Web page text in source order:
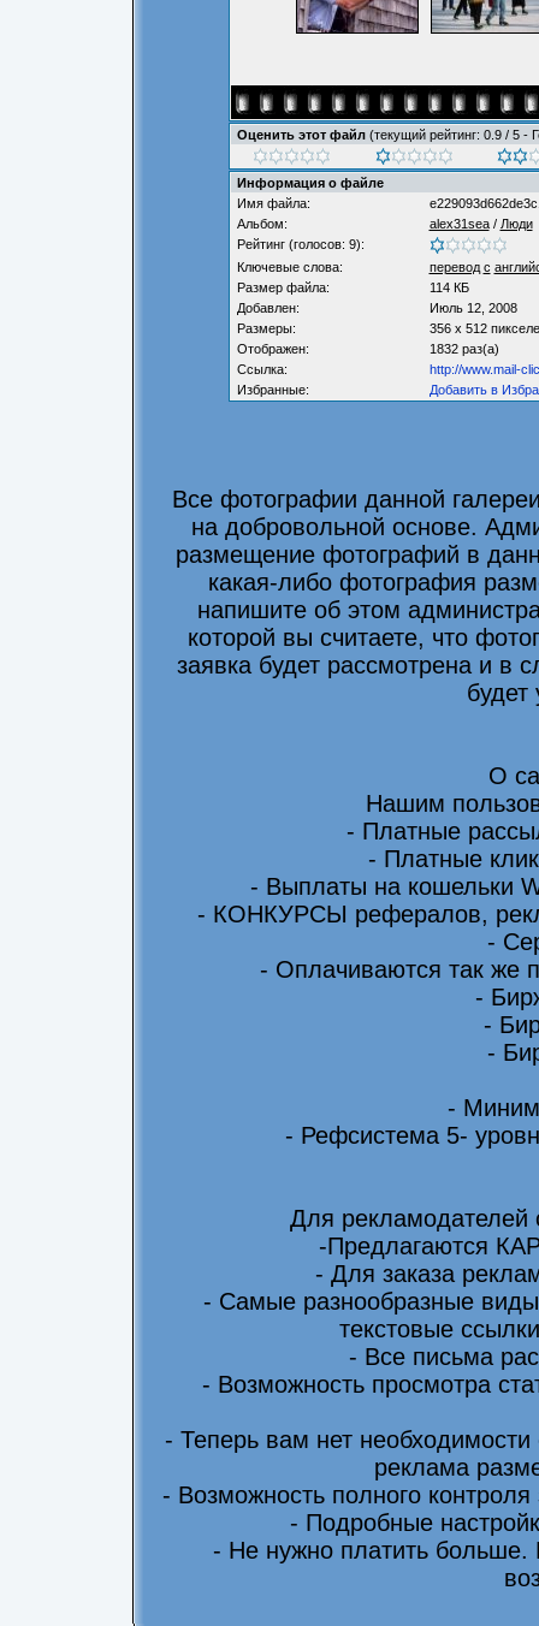
Оценить этот файл (текущий рейтинг: 0.9 / 5 -
Информация о файле
Имя файла:
Альбом:
alex31sea/ Люди
Рейтинг (голосов: 9):
Ключевые слова:
перевод с
Размер файла:
114 КБ
Добавлен:
Июль 12, 2008
Размеры:
356 x 512
Отображен:
1832 раз(а)
Ссылка:
http://www.mail-
Избранные:
Добавить в
Все фотографии данной
на добровольной основе.
размещение фотографий в
какая-либо фотография
напишите об этом
которой вы считаете, что
заявка будет рассмотрена и в
будет
О
Нашим
- Платные
- Платные
- Выплаты на кошельки
- КОНКУРСЫ рефералов,
-
- Оплачиваются так же
-
-
-
-
- Рефсистема 5-
Для
-Предлагаются
- Для заказа
- Самые разнообразные
текстовые
- Все письма
- Возможность просмотра
- Теперь вам нет
реклама
- Возможность полного
- Подробные
- Не нужно платить больше.